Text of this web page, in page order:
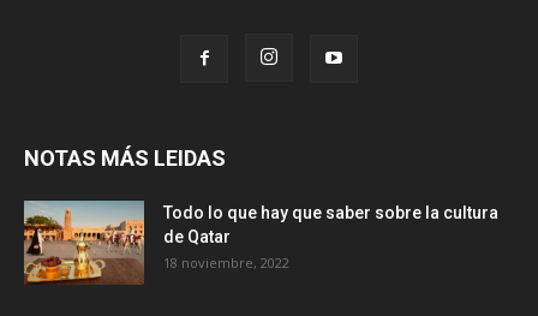
NOTAS MÁS LEIDAS
Todo lo que hay que saber sobre la cultura
de Qatar
18 noviembre, 2022